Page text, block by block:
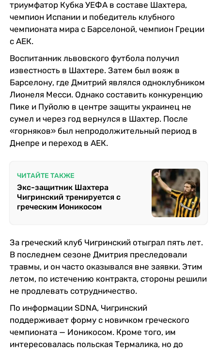
триумфатор Кубка УЕФА в составе Шахтера,
чемпион Испании и победитель клубного
чемпионата мира с Барселоной, чемпион Греции
с АЕК.
Воспитанник львовского футбола получил
известность в Шахтере. Затем был вояж в
Барселону, где Дмитрий являлся одноклубником
Лионеля Месси. Однако составить конкуренцию
Пике и Пуйолю в центре защиты украинец не
сумел и через год вернулся в Шахтер. После
«горняков» был непродолжительный период в
Днепре и переход в АЕК.
ЧИТАЙТЕ ТАКЖЕ
Экс-защитник Шахтера
Чигринский тренируется с
греческим Ионикосом
За греческий клуб Чигринский отыграл пять лет.
В последнем сезоне Дмитрия преследовали
травмы, и он часто оказывался вне заявки. Этим
летом, по истечению контракта, стороны решили
не продлевать сотрудничество.
По информации SDNA, Чигринский
поддерживает форму с новичком греческого
чемпионата — Ионикосом. Кроме того, им
интересовалась польская Термалика, но до